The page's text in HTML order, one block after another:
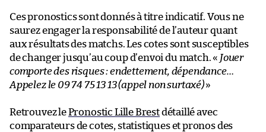
Ces pronostics sont donnés à titre indicatif. Vous ne
saurez engager la responsabilité de l’auteur quant
aux résultats des matchs. Les cotes sont susceptibles
de changer jusqu’au coup d’envoi du match. « Jouer
comporte des risques : endettement, dépendance…
Appelez le 09 74 75 13 13 (appel non surtaxé)»
Retrouvez lePronostic Lille Brestdétaillé avec
comparateurs de cotes, statistiques et pronos des